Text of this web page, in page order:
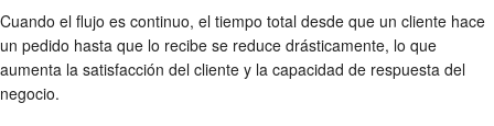
Cuando el flujo es continuo, el tiempo total desde que un cliente hace
un pedido hasta que lo recibe se reduce drásticamente, lo que
aumenta la satisfacción del cliente y la capacidad de respuesta del
negocio.